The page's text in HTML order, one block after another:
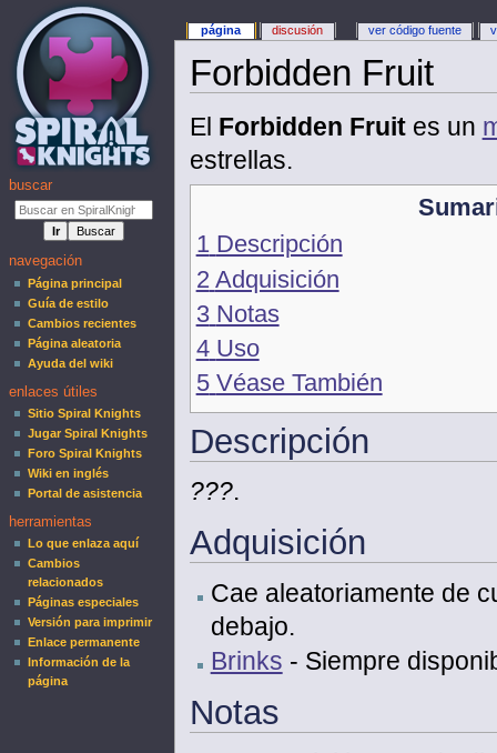
Forbidden Fruit
El Forbidden Fruites un
estrellas.
1 Descripción
2 Adquisición
3 Notas
4 Uso
5 Véase También
Descripción
???.
Adquisición
Cae aleatoriamente de
debajo.
Brinks - Siempre
Notas
página discusión ver código fuente
buscar
navegación
Página principal
Guía de estilo
Cambios recientes
Página aleatoria
Ayuda del wiki
enlaces útiles
Sitio Spiral Knights
Jugar Spiral Knights
Foro Spiral Knights
Wiki en inglés
Portal de asistencia
herramientas
Lo que enlaza aquí
Cambios
relacionados
Páginas especiales
Versión para imprimir
Enlace permanente
Información de la
página